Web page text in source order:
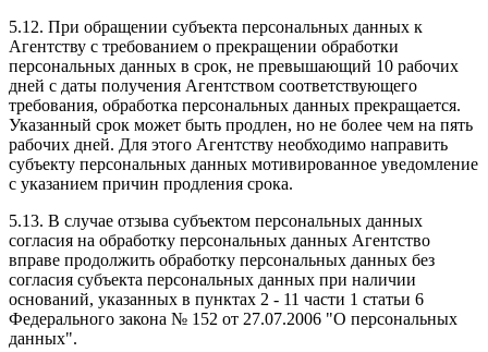
5.12. При обращении субъекта персональных данных к
Агентству с требованием о прекращении обработки
персональных данных в срок, не превышающий 10 рабочих
дней с даты получения Агентством соответствующего
требования, обработка персональных данных прекращается.
Указанный срок может быть продлен, но не более чем на пять
рабочих дней. Для этого Агентству необходимо направить
субъекту персональных данных мотивированное уведомление
с указанием причин продления срока.
5.13. В случае отзыва субъектом персональных данных
согласия на обработку персональных данных Агентство
вправе продолжить обработку персональных данных без
согласия субъекта персональных данных при наличии
оснований, указанных в пунктах 2 - 11 части 1 статьи 6
Федерального закона № 152 от 27.07.2006 "О персональных
данных".